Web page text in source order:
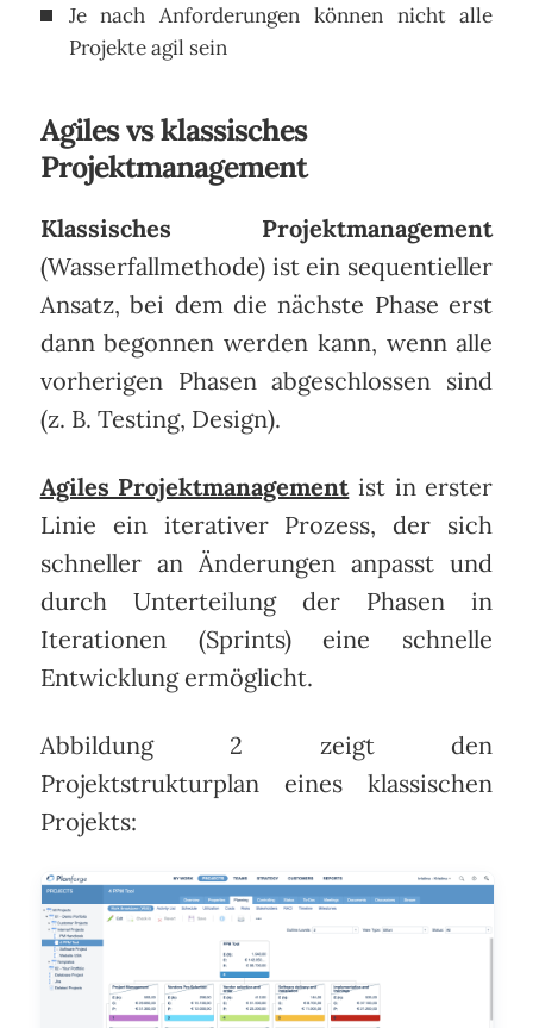
Je nach Anforderungen können nicht alle
Projekte agil sein
Agiles vs klassisches
Projektmanagement
Klassisches Projektmanagement
(Wasserfallmethode) ist ein sequentieller
Ansatz, bei dem die nächste Phase erst
dann begonnen werden kann, wenn alle
vorherigen Phasen abgeschlossen sind
(z. B. Testing, Design).
Agiles Projektmanagementist in erster
Linie ein iterativer Prozess, der sich
schneller an Änderungen anpasst und
durch Unterteilung der Phasen in
Iterationen (Sprints) eine schnelle
Entwicklung ermöglicht.
Abbildung 2 zeigt den
Projektstrukturplan eines klassischen
Projekts: